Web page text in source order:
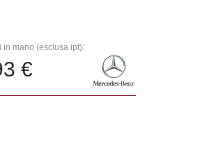
in mano (esclusa ipt):
€